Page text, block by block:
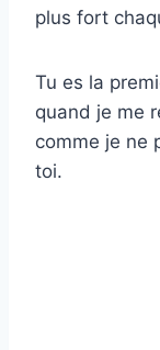
plus fort
Tu es la
quand je me
comme je ne
toi.